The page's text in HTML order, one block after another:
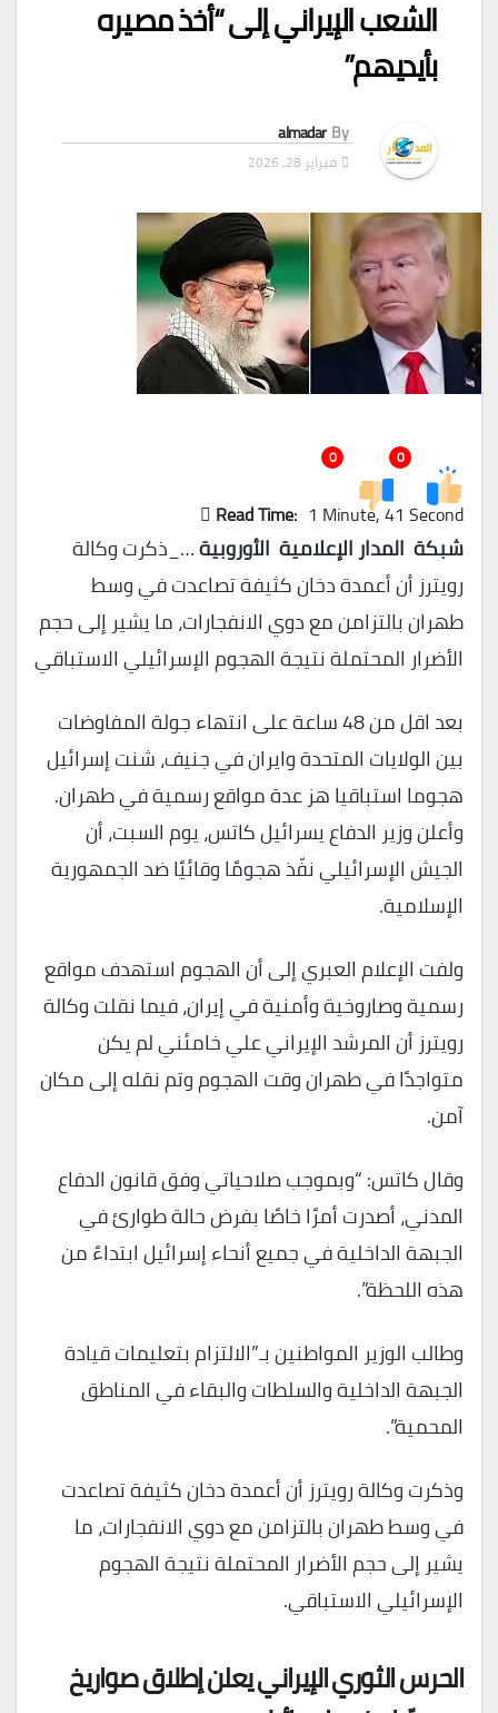
الشعب الإيراني إلى “أخذ مصيره
بأيديهم”
By
almadar
فبراير 28, 2026
0
0
Read Time: 1 Minute, 41 Second
شبكة المدار الإعلامية الأوروبية…_ذكرت وكالة
رويترز أن أعمدة دخان كثيفة تصاعدت في وسط
طهران بالتزامن مع دوي الانفجارات، ما يشير إلى حجم
الأضرار المحتملة نتيجة الهجوم الإسرائيلي الاستباقي
بعد اقل من 48 ساعة على انتهاء جولة المفاوضات
بين الولايات المتحدة وايران في جنيف، شنت إسرائيل
هجوما استباقيا هز عدة مواقع رسمية في طهران.
وأعلن وزير الدفاع يسرائيل كاتس، يوم السبت، أن
الجيش الإسرائيلي نفّذ هجومًا وقائيًا ضد الجمهورية
الإسلامية.
ولفت الإعلام العبري إلى أن الهجوم استهدف مواقع
رسمية وصاروخية وأمنية في إيران، فيما نقلت وكالة
رويترز أن المرشد الإيراني علي خامئني لم يكن
متواجدًا في طهران وقت الهجوم وتم نقله إلى مكان
آمن.
وقال كاتس: “وبموجب صلاحياتي وفق قانون الدفاع
المدني، أصدرت أمرًا خاصًا بفرض حالة طوارئ في
الجبهة الداخلية في جميع أنحاء إسرائيل ابتداءً من
هذه اللحظة”.
وطالب الوزير المواطنين بـ”الالتزام بتعليمات قيادة
الجبهة الداخلية والسلطات والبقاء في المناطق
المحمية”.
وذكرت وكالة رويترز أن أعمدة دخان كثيفة تصاعدت
في وسط طهران بالتزامن مع دوي الانفجارات، ما
يشير إلى حجم الأضرار المحتملة نتيجة الهجوم
الإسرائيلي الاستباقي.
الحرس الثوري الإيراني يعلن إطلاق صواريخ